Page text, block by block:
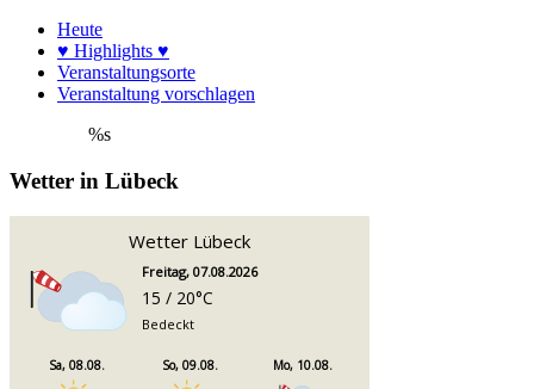
Heute
♥ Highlights ♥
Veranstaltungsorte
Veranstaltung vorschlagen
%s
Wetter in Lübeck
Wetter Lübeck
Freitag, 07.08.2026
15 / 20°C
Bedeckt
Sa, 08.08. So, 09.08. Mo, 10.08.